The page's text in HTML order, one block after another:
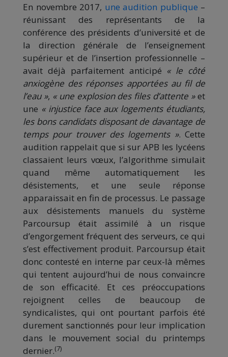
En novembre 2017, une audition publique –
réunissant des représentants de la
conférence des présidents d’université et de
la direction générale de l’enseignement
supérieur et de l’insertion professionnelle –
avait déjà parfaitement anticipé « le côté
anxiogène des réponses apportées au fil de
l’eau », « une explosion des files d’attente »et
une « injustice face aux logements étudiants,
les bons candidats disposant de davantage de
temps pour trouver des logements ». Cette
audition rappelait que si sur APB les lycéens
classaient leurs vœux, l’algorithme simulait
quand même automatiquement les
désistements, et une seule réponse
apparaissait en fin de processus. Le passage
aux désistements manuels du système
Parcoursup était assimilé à un risque
d’engorgement fréquent des serveurs, ce qui
s’est effectivement produit. Parcoursup était
donc contesté en interne par ceux-là mêmes
qui tentent aujourd’hui de nous convaincre
de son efficacité. Et ces préoccupations
rejoignent celles de beaucoup de
syndicalistes, qui ont pourtant parfois été
durement sanctionnés pour leur implication
dans le mouvement social du printemps
dernier.(7)